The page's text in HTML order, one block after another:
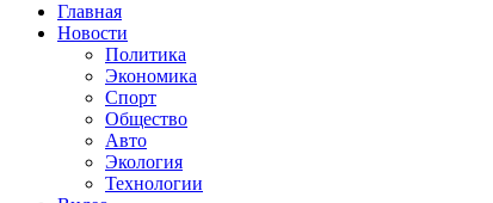
Главная
Новости
Политика
Экономика
Спорт
Общество
Авто
Экология
Технологии